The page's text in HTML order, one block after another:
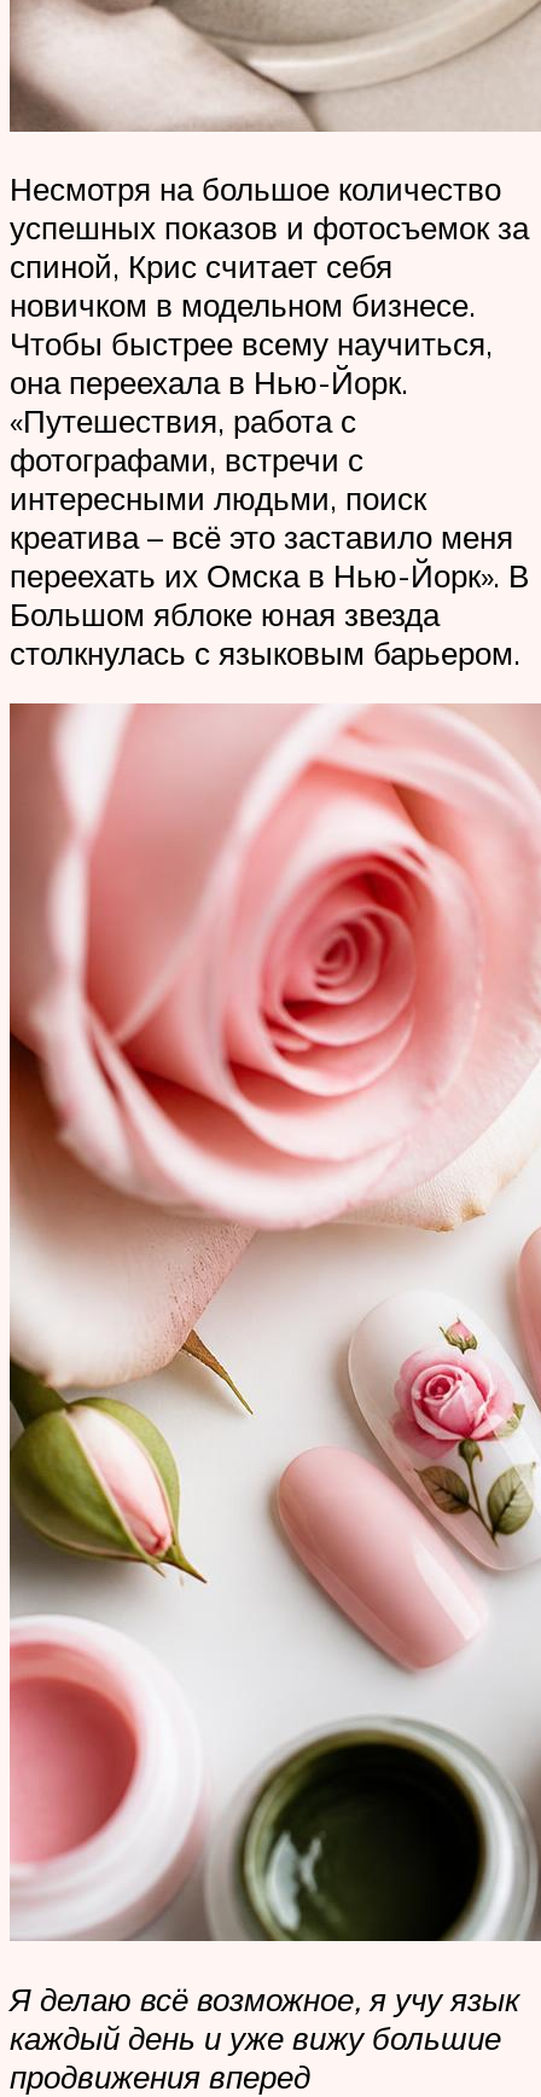
Несмотря на большое количество
успешных показов и фотосъемок за
спиной, Крис считает себя
новичком в модельном бизнесе.
Чтобы быстрее всему научиться,
она переехала в Нью-Йорк.
«Путешествия, работа с
фотографами, встречи с
интересными людьми, поиск
креатива – всё это заставило меня
переехать их Омска в Нью-Йорк». В
Большом яблоке юная звезда
столкнулась с языковым барьером.
Я делаю всё возможное, я учу язык
каждый день и уже вижу большие
продвижения вперед